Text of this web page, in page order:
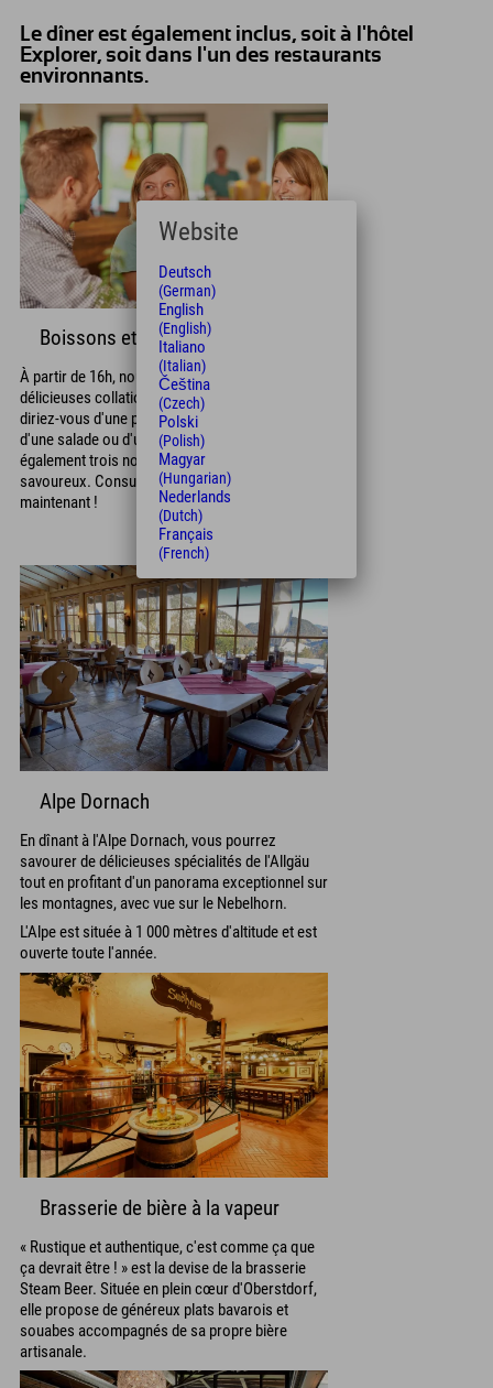
Le dîner est également inclus, soit à l'hôtel
Explorer, soit dans l'un des restaurants
environnants.
Boissons et collations
À partir de 16h, nous vous proposons de
délicieuses collations et boissons au bar. Que
diriez-vous d'une pizza, d'une tarte flambée,
d'une salade ou d'un sandwich ? Nous avons
également trois nouveaux plats chauds
savoureux. Consultez la carte du bar dès
maintenant !
Alpe Dornach
En dînant à l'Alpe Dornach, vous pourrez
savourer de délicieuses spécialités de l'Allgäu
tout en profitant d'un panorama exceptionnel sur
les montagnes, avec vue sur le Nebelhorn.
L'Alpe est située à 1 000 mètres d'altitude et est
ouverte toute l'année.
Brasserie de bière à la vapeur
« Rustique et authentique, c'est comme ça que
ça devrait être ! » est la devise de la brasserie
Steam Beer. Située en plein cœur d'Oberstdorf,
elle propose de généreux plats bavarois et
souabes accompagnés de sa propre bière
artisanale.
Website
Deutsch
(German)
English
(English)
Italiano
(Italian)
Čeština
(Czech)
Polski
(Polish)
Magyar
(Hungarian)
Nederlands
(Dutch)
Français
(French)